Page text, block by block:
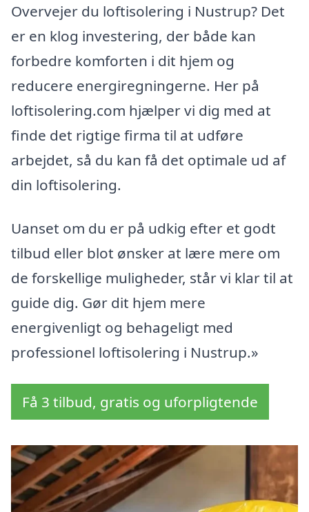
Overvejer du loftisolering i Nustrup? Det
er en klog investering, der både kan
forbedre komforten i dit hjem og
reducere energiregningerne. Her på
loftisolering.com hjælper vi dig med at
finde det rigtige firma til at udføre
arbejdet, så du kan få det optimale ud af
din loftisolering.
Uanset om du er på udkig efter et godt
tilbud eller blot ønsker at lære mere om
de forskellige muligheder, står vi klar til at
guide dig. Gør dit hjem mere
energivenligt og behageligt med
professionel loftisolering i Nustrup.»
Få 3 tilbud, gratis og uforpligtende